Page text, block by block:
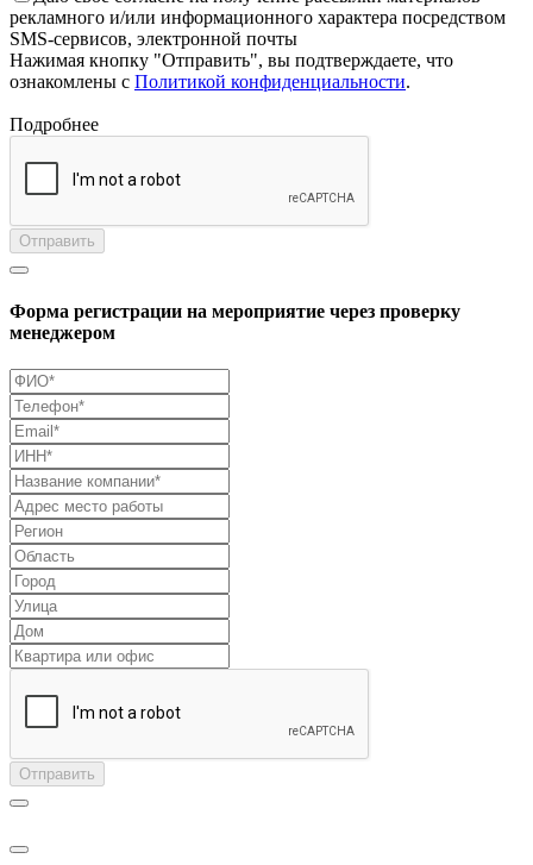
рекламного и/или информационного характера посредством
SMS-сервисов, электронной почты
Нажимая кнопку "Отправить", вы подтверждаете, что
ознакомлены с Политикой конфиденциальности.
Подробнее
Отправить
Форма регистрации на мероприятие через проверку
менеджером
Отправить